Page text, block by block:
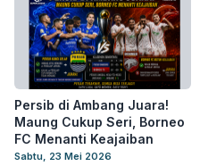
Persib di Ambang Juara!
Maung Cukup Seri, Borneo
FC Menanti Keajaiban
Sabtu, 23 Mei 2026